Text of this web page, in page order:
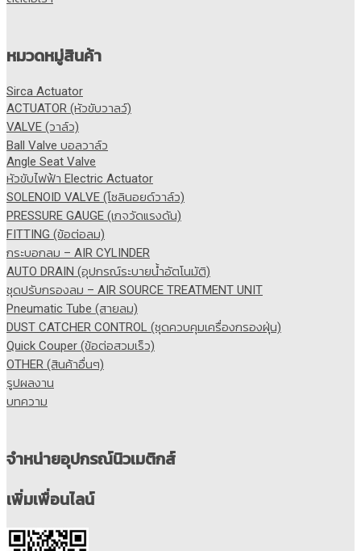
หมวดหมู่สินค้า
Sirca Actuator
ACTUATOR (หัวขับวาลว์)
VALVE (วาล์ว)
Ball Valve บอลวาล์ว
Angle Seat Valve
หัวขับไฟฟ้า Electric Actuator
SOLENOID VALVE (โซลินอยด์วาล์ว)
PRESSURE GAUGE (เกจวัดแรงดัน)
FITTING (ข้อต่อลม)
กระบอกลม – AIR CYLINDER
AUTO DRAIN (อุปกรณ์ระบายน้ำอัตโนมัติ)
ชุดปรับกรองลม – AIR SOURCE TREATMENT UNIT
Pneumatic Tube (สายลม)
DUST CATCHER CONTROL (ชุดควบคุมเครื่องกรองฝุ่น)
Quick Couper (ข้อต่อสวมเร็ว)
OTHER (สินค้าอื่นๆ)
รูปผลงาน
บทความ
จำหน่ายอุปกรณ์นิวเมติกส์
เพิ่มเพื่อนไลน์